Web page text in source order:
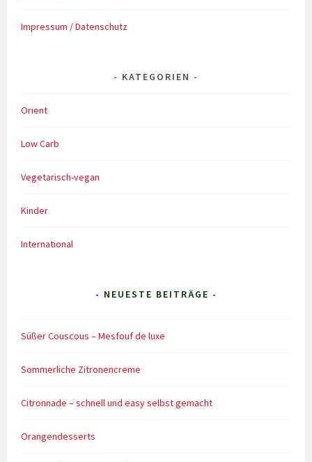
Impressum / Datenschutz
KATEGORIEN
Orient
Low Carb
Vegetarisch-vegan
Kinder
International
- NEUESTE BEITRÄGE -
Süßer Couscous – Mesfouf de luxe
Sommerliche Zitronencreme
Citronnade – schnell und easy selbst gemacht
Orangendesserts